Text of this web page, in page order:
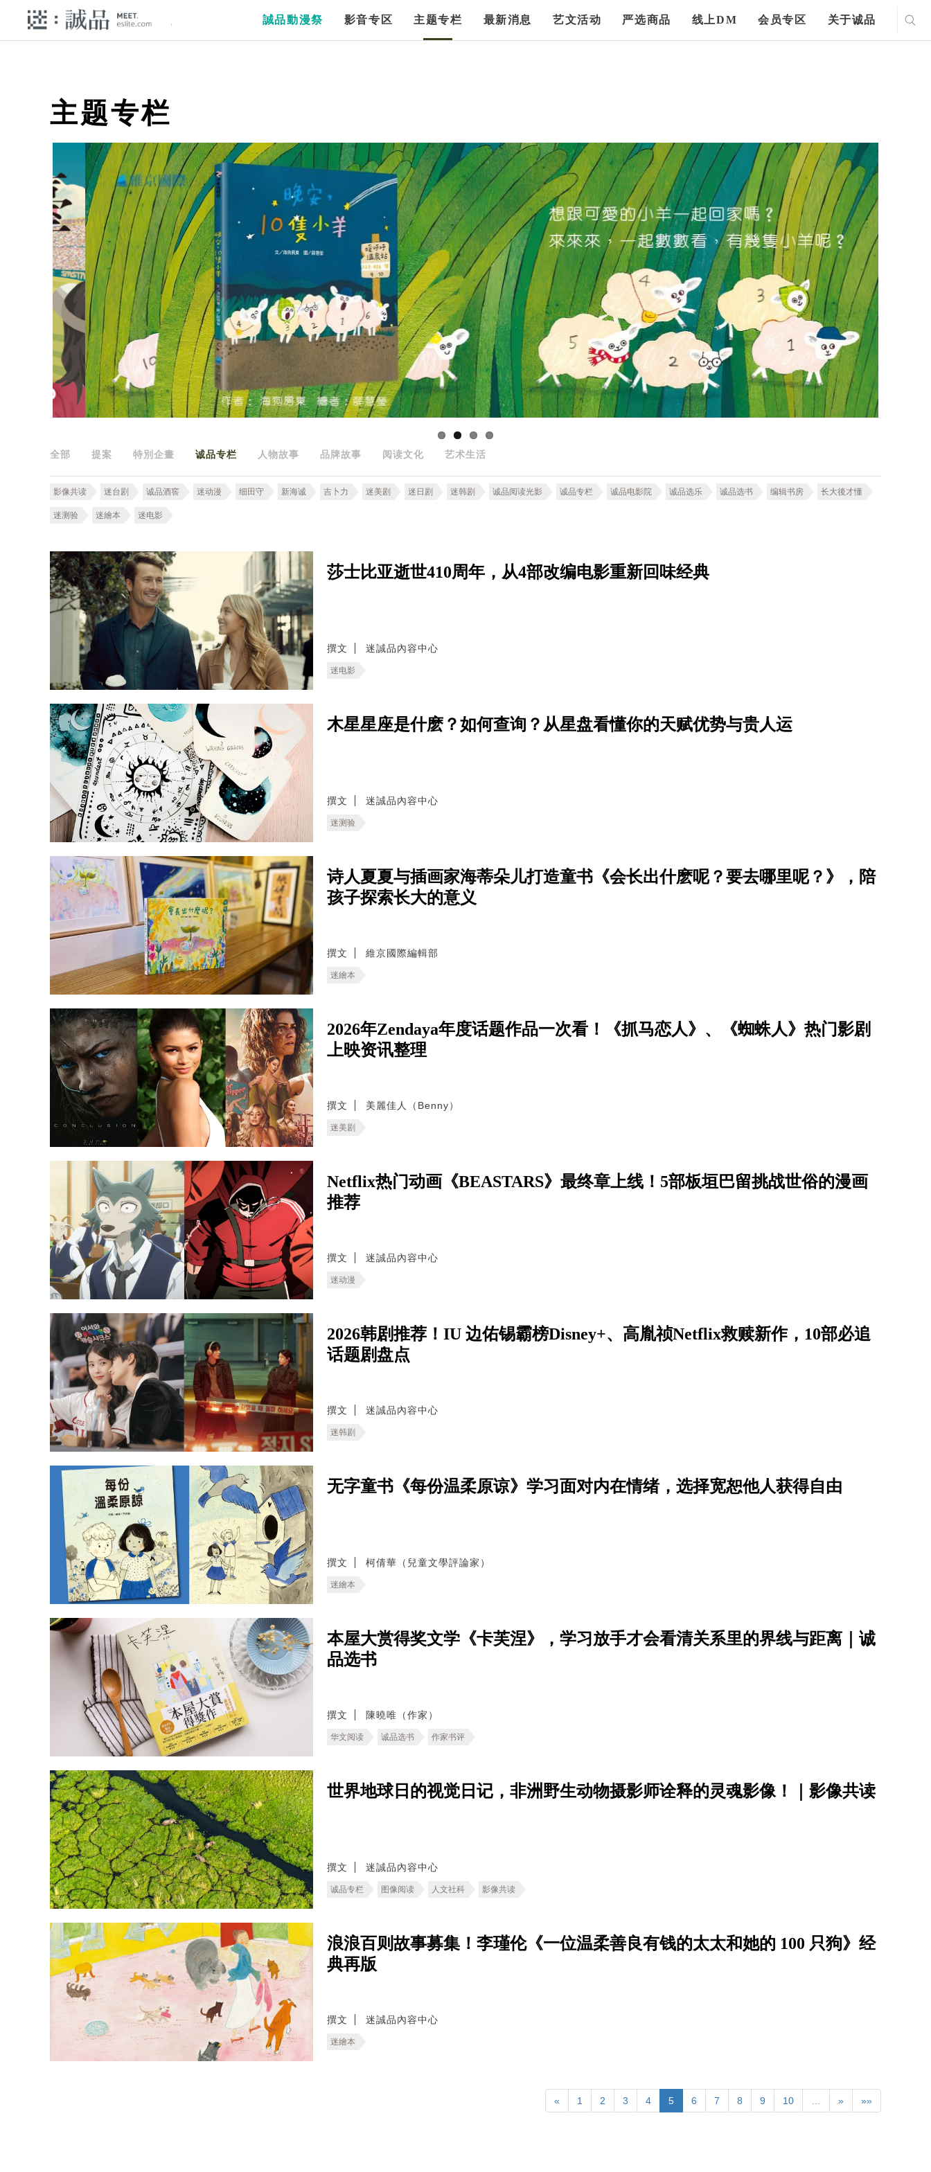
誠品動漫祭 影音专区 主题专栏 最新消息 艺文活动 严选商品 线上DM 会员专区 关于诚品
主题专栏
全部 提案 特別企畫 诚品专栏 人物故事 品牌故事 阅读文化 艺术生活
影像共读 迷台剧 诚品酒窖 迷动漫 细田守 新海诚 吉卜力 迷美剧 迷日剧 迷韩剧 诚品阅读光影 诚品专栏 诚品电影院 诚品选乐 诚品选书 编辑书房 长大後才懂
迷测验 迷繪本 迷电影
莎士比亚逝世410周年，从4部改编电影重新回味经典
撰文 迷誠品內容中心
迷电影
木星星座是什麽？如何查询？从星盘看懂你的天赋优势与贵人运
撰文 迷誠品內容中心
迷测验
诗人夏夏与插画家海蒂朵儿打造童书《会长出什麽呢？要去哪里呢？》，陪
孩子探索长大的意义
撰文 維京國際編輯部
迷繪本
2026年Zendaya年度话题作品一次看！《抓马恋人》、《蜘蛛人》热门影剧
上映资讯整理
撰文 美麗佳人（Benny）
迷美剧
Netflix热门动画《BEASTARS》最终章上线！5部板垣巴留挑战世俗的漫画
推荐
撰文 迷誠品內容中心
迷动漫
2026韩剧推荐！IU 边佑锡霸榜Disney+、高胤祯Netflix救赎新作，10部必追
话题剧盘点
撰文 迷誠品內容中心
迷韩剧
无字童书《每份温柔原谅》学习面对内在情绪，选择宽恕他人获得自由
撰文 柯倩華（兒童文學評論家）
迷繪本
本屋大赏得奖文学《卡芙涅》，学习放手才会看清关系里的界线与距离｜诚
品选书
撰文 陳曉唯（作家）
华文阅读 诚品选书 作家书评
世界地球日的视觉日记，非洲野生动物摄影师诠释的灵魂影像！｜影像共读
撰文 迷誠品內容中心
诚品专栏 图像阅读 人文社科 影像共读
浪浪百则故事募集！李瑾伦《一位温柔善良有钱的太太和她的 100 只狗》经
典再版
撰文 迷誠品內容中心
迷繪本
« 1 2 3 4 5 6 7 8 9 10 … » »»